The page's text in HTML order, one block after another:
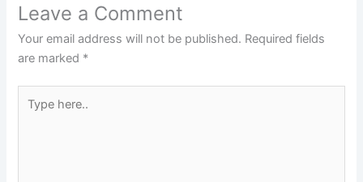
Leave a Comment
Your email address will not be published. Required fields
are marked *
here..